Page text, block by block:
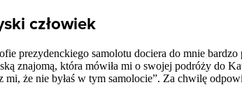
człowiek
prezydenckiego samolotu dociera do mnie
znajomą, która mówiła mi o swojej podróży do
że nie byłaś w tym samolocie”. Za chwilę